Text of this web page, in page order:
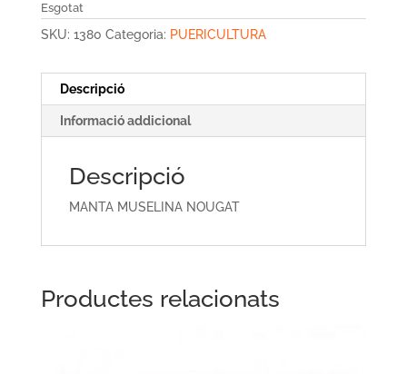
Esgotat
SKU: 1380 Categoria: PUERICULTURA
Descripció
Informació addicional
Descripció
MANTA MUSELINA NOUGAT
Productes relacionats